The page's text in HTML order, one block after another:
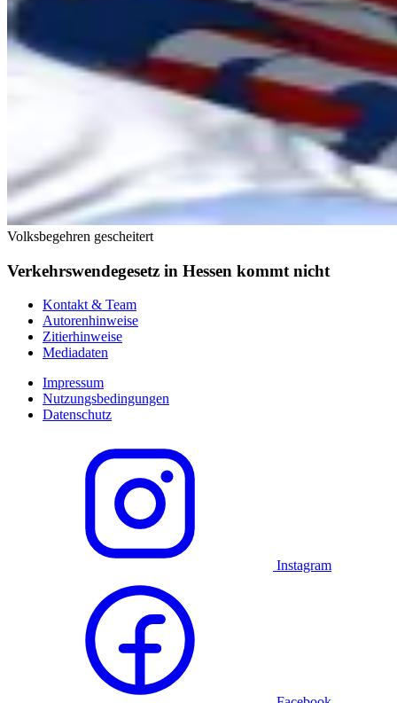
Volksbegehren gescheitert
Verkehrswendegesetz in Hessen kommt nicht
Kontakt & Team
Autorenhinweise
Zitierhinweise
Mediadaten
Impressum
Nutzungsbedingungen
Datenschutz
Instagram